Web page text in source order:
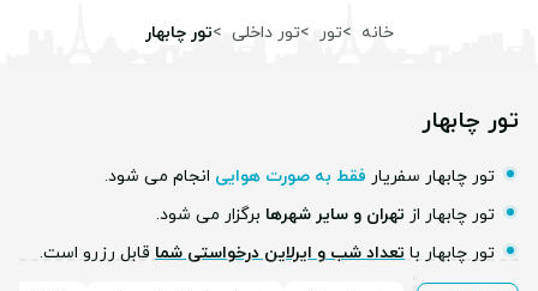
خانه تور تور داخلی تور چابهار
تور چابهار
تور چابهار سفریار فقط به صورت هوایی انجام می شود.
تور چابهار از تهران و سایر شهرها برگزار می شود.
تور چابهار با تعداد شب و ایرلاین درخواستی شما قابل رزرو است.